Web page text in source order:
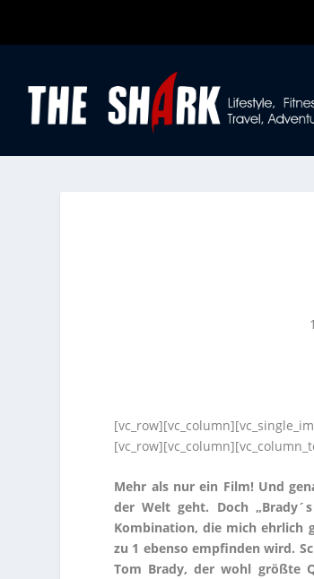
Mehr als nur ein Film! Und
der Welt geht. Doch
Kombination, die mich ehrlich
zu 1 ebenso empfinden wird.
Tom Brady, der wohl größte